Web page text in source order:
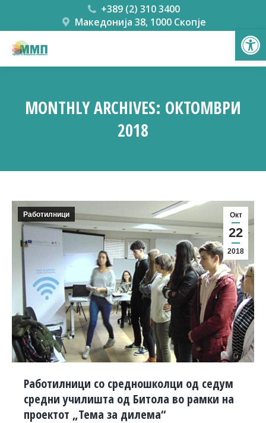
+389 (2) 310 3400
Македонија 38, 1000 Скопје
MONTHLY ARCHIVES: ОКТОМВРИ
2018
Окт
22
2018
Работилници
Работилници со средношколци од седум
средни училишта од Битола во рамки на
проектот „Тема за дилема“